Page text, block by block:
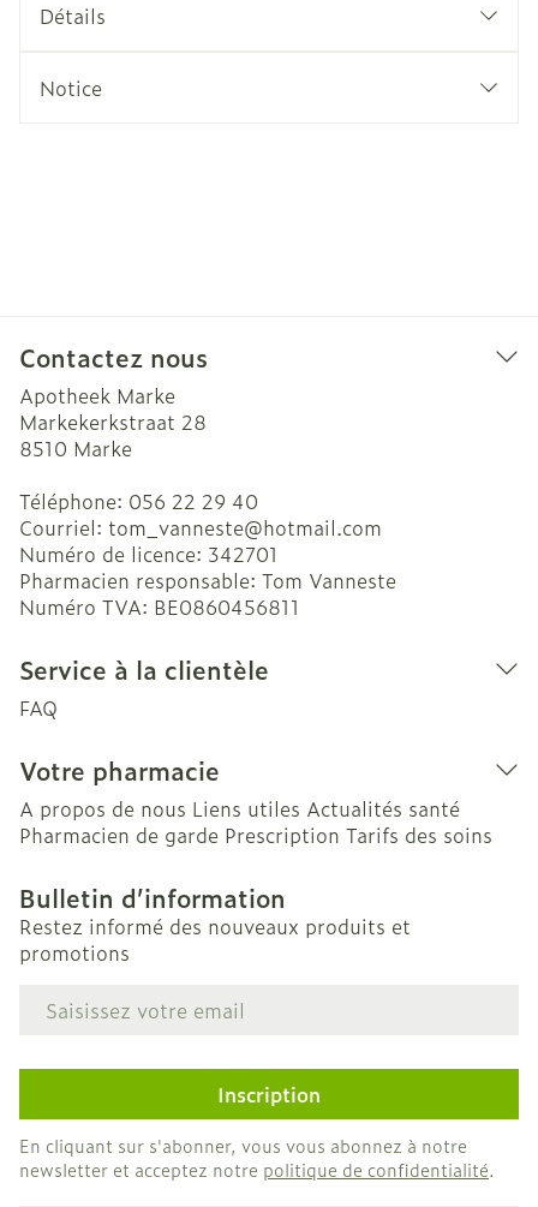
Détails
Notice
Contactez nous
Apotheek Marke
Markekerkstraat 28
8510 Marke
Téléphone: 056 22 29 40
Courriel: tom_vanneste@hotmail.com
Numéro de licence: 342701
Pharmacien responsable: Tom Vanneste
Numéro TVA: BE0860456811
Service à la clientèle
FAQ
Votre pharmacie
A propos de nous Liens utiles Actualités santé
Pharmacien de garde Prescription Tarifs des soins
Bulletin d’information
Restez informé des nouveaux produits et
promotions
Adresse mail
Inscription
En cliquant sur s'abonner, vous vous abonnez à notre
newsletter et acceptez notre politique de confidentialité.